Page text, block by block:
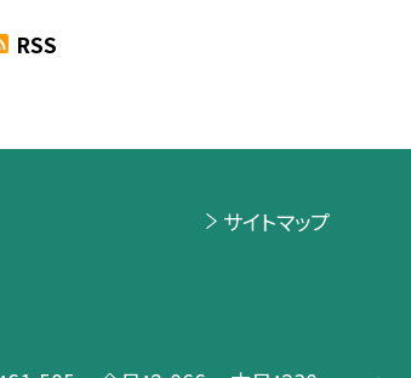
RSS
サイトマップ